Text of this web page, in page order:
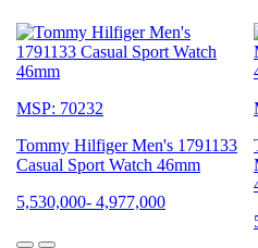
MSP: 70232
Tommy Hilfiger Men's 1791133
Casual Sport Watch 46mm
5,530,000- 4,977,000